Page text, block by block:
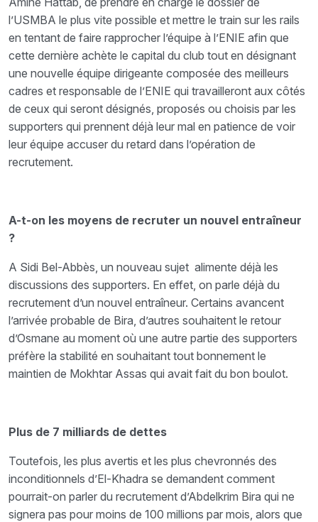
l’USMBA le plus vite possible et mettre le train sur les rails
en tentant de faire rapprocher l’équipe à l’ENIE afin que
cette dernière achète le capital du club tout en désignant
une nouvelle équipe dirigeante composée des meilleurs
cadres et responsable de l’ENIE qui travailleront aux côtés
de ceux qui seront désignés, proposés ou choisis par les
supporters qui prennent déjà leur mal en patience de voir
leur équipe accuser du retard dans l’opération de
recrutement.
A-t-on les moyens de recruter un nouvel entraîneur
?
A Sidi Bel-Abbès, un nouveau sujet alimente déjà les
discussions des supporters. En effet, on parle déjà du
recrutement d’un nouvel entraîneur. Certains avancent
l’arrivée probable de Bira, d’autres souhaitent le retour
d’Osmane au moment où une autre partie des supporters
préfère la stabilité en souhaitant tout bonnement le
maintien de Mokhtar Assas qui avait fait du bon boulot.
Plus de 7 milliards de dettes
Toutefois, les plus avertis et les plus chevronnés des
inconditionnels d’El-Khadra se demandent comment
pourrait-on parler du recrutement d’Abdelkrim Bira qui ne
signera pas pour moins de 100 millions par mois, alors que